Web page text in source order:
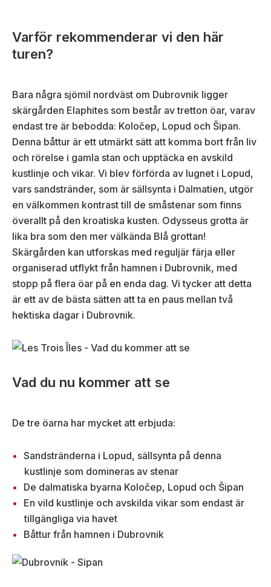
Varför rekommenderar vi den här
turen?
Bara några sjömil nordväst om Dubrovnik ligger
skärgården Elaphites som består av tretton öar, varav
endast tre är bebodda: Koločep, Lopud och Šipan.
Denna båttur är ett utmärkt sätt att komma bort från liv
och rörelse i gamla stan och upptäcka en avskild
kustlinje och vikar. Vi blev förförda av lugnet i Lopud,
vars sandstränder, som är sällsynta i Dalmatien, utgör
en välkommen kontrast till de småstenar som finns
överallt på den kroatiska kusten. Odysseus grotta är
lika bra som den mer välkända Blå grottan!
Skärgården kan utforskas med reguljär färja eller
organiserad utflykt från hamnen i Dubrovnik, med
stopp på flera öar på en enda dag. Vi tycker att detta
är ett av de bästa sätten att ta en paus mellan två
hektiska dagar i Dubrovnik.
Vad du nu kommer att se
De tre öarna har mycket att erbjuda:
Sandstränderna i Lopud, sällsynta på denna
kustlinje som domineras av stenar
De dalmatiska byarna Koločep, Lopud och Šipan
En vild kustlinje och avskilda vikar som endast är
tillgängliga via havet
Båttur från hamnen i Dubrovnik